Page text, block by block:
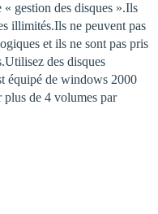
« gestion des disques ».Ils
illimités.Ils ne peuvent pas
et ils ne sont pas pris
des disques
équipé de windows 2000
de 4 volumes par